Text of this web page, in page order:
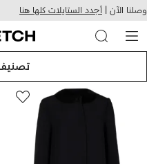
التخطي
للمحتوى
الرئيسي
وصلنا الآن | أجدد الستايلات كلها هنا